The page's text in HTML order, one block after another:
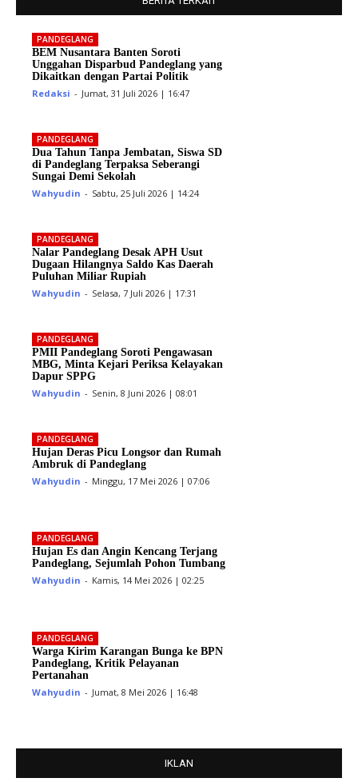
PANDEGLANG
BEM Nusantara Banten Soroti
Unggahan Disparbud Pandeglang yang
Dikaitkan dengan Partai Politik
Redaksi - Jumat, 31 Juli 2026 | 16:47
PANDEGLANG
Dua Tahun Tanpa Jembatan, Siswa SD
di Pandeglang Terpaksa Seberangi
Sungai Demi Sekolah
Wahyudin - Sabtu, 25 Juli 2026 | 14:24
PANDEGLANG
Nalar Pandeglang Desak APH Usut
Dugaan Hilangnya Saldo Kas Daerah
Puluhan Miliar Rupiah
Wahyudin - Selasa, 7 Juli 2026 | 17:31
PANDEGLANG
PMII Pandeglang Soroti Pengawasan
MBG, Minta Kejari Periksa Kelayakan
Dapur SPPG
Wahyudin - Senin, 8 Juni 2026 | 08:01
PANDEGLANG
Hujan Deras Picu Longsor dan Rumah
Ambruk di Pandeglang
Wahyudin - Minggu, 17 Mei 2026 | 07:06
PANDEGLANG
Hujan Es dan Angin Kencang Terjang
Pandeglang, Sejumlah Pohon Tumbang
Wahyudin - Kamis, 14 Mei 2026 | 02:25
PANDEGLANG
Warga Kirim Karangan Bunga ke BPN
Pandeglang, Kritik Pelayanan
Pertanahan
Wahyudin - Jumat, 8 Mei 2026 | 16:48
IKLAN